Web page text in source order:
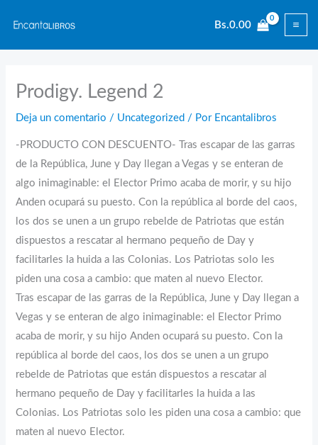
contenido
Bs.0.00
Prodigy. Legend 2
Deja un comentario / Uncategorized / Por Encantalibros
-PRODUCTO CON DESCUENTO- Tras escapar de las garras
de la República, June y Day llegan a Vegas y se enteran de
algo inimaginable: el Elector Primo acaba de morir, y su hijo
Anden ocupará su puesto. Con la república al borde del caos,
los dos se unen a un grupo rebelde de Patriotas que están
dispuestos a rescatar al hermano pequeño de Day y
facilitarles la huida a las Colonias. Los Patriotas solo les
piden una cosa a cambio: que maten al nuevo Elector.
Tras escapar de las garras de la República, June y Day llegan a
Vegas y se enteran de algo inimaginable: el Elector Primo
acaba de morir, y su hijo Anden ocupará su puesto. Con la
república al borde del caos, los dos se unen a un grupo
rebelde de Patriotas que están dispuestos a rescatar al
hermano pequeño de Day y facilitarles la huida a las
Colonias. Los Patriotas solo les piden una cosa a cambio: que
maten al nuevo Elector.